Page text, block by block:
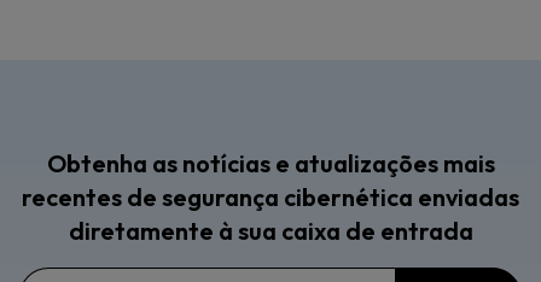
Obtenha as notícias e atualizações mais
recentes de segurança cibernética enviadas
diretamente à sua caixa de entrada